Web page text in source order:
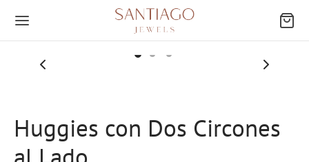
Huggies con Dos Circones
Atrás